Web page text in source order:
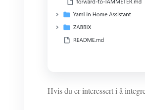
Hvis du er interessert i å